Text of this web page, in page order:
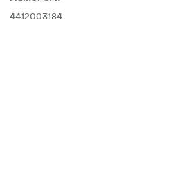
4412003184